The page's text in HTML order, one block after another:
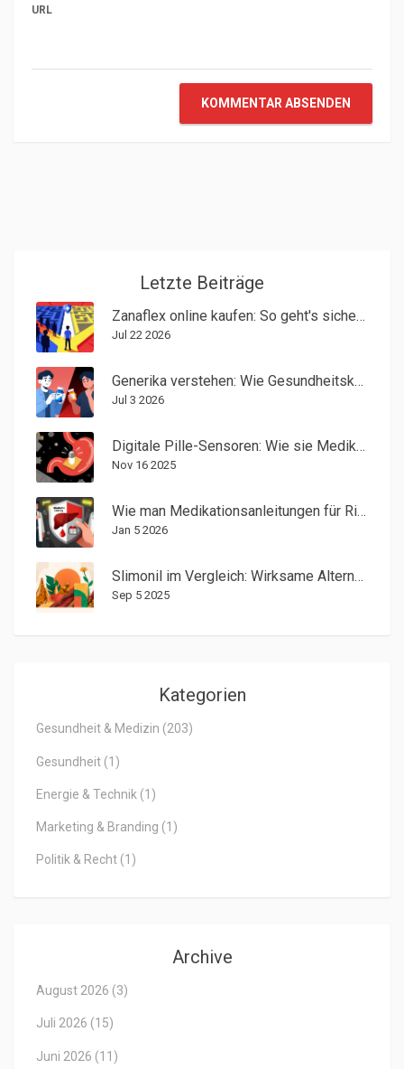
URL
KOMMENTAR ABSENDEN
Letzte Beiträge
Zanaflex online kaufen: So geht's sicher, legal und günstig (2026)
Jul 22 2026
Generika verstehen: Wie Gesundheitskompetenz Vertrauen und Sicherheit schafft
Jul 3 2026
Digitale Pille-Sensoren: Wie sie Medikamenteneinnahme und Nebenwirkungen überwachen
Nov 16 2025
Wie man Medikationsanleitungen für Risikoinformationen und Überwachungshinweise liest
Jan 5 2026
Slimonil im Vergleich: Wirksame Alternativen und deren Vor- und Nachteile
Sep 5 2025
Kategorien
Gesundheit & Medizin (203)
Gesundheit (1)
Energie & Technik (1)
Marketing & Branding (1)
Politik & Recht (1)
Archive
August 2026 (3)
Juli 2026 (15)
Juni 2026 (11)